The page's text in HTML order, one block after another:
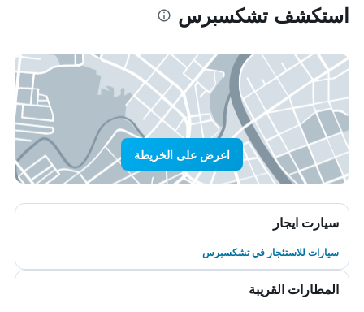
استكشف تشكسبرس
اعرض على الخريطة
سيارت ايجار
سيارات للاستئجار في تشكسبرس
المطارات القريبة